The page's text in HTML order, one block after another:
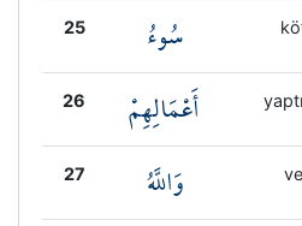
25 سُوءُ
26 أَعْمَالِهِمْ
27 وَاللَّهُ